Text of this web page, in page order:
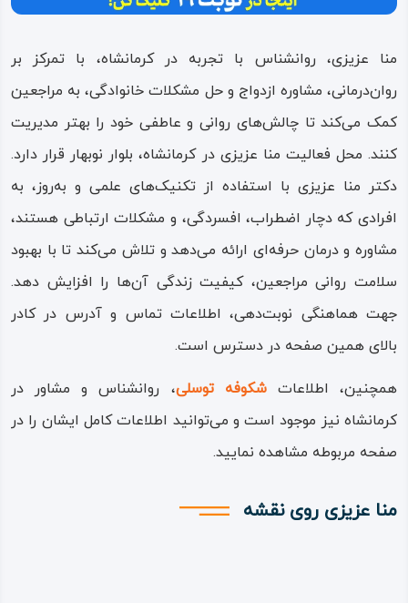
منا عزیزی، روانشناس با تجربه در کرمانشاه، با تمرکز بر
روان‌درمانی، مشاوره ازدواج و حل مشکلات خانوادگی، به مراجعین
کمک می‌کند تا چالش‌های روانی و عاطفی خود را بهتر مدیریت
کنند. محل فعالیت منا عزیزی در کرمانشاه، بلوار نوبهار قرار دارد.
دکتر منا عزیزی با استفاده از تکنیک‌های علمی و به‌روز، به
افرادی که دچار اضطراب، افسردگی، و مشکلات ارتباطی هستند،
مشاوره و درمان حرفه‌ای ارائه می‌دهد و تلاش می‌کند تا با بهبود
سلامت روانی مراجعین، کیفیت زندگی آن‌ها را افزایش دهد.
جهت هماهنگی نوبت‌دهی، اطلاعات تماس و آدرس در کادر
بالای همین صفحه در دسترس است.
همچنین، اطلاعاتشکوفه توسلی، روانشناس و مشاور در
کرمانشاه نیز موجود است و می‌توانید اطلاعات کامل ایشان را در
صفحه مربوطه مشاهده نمایید.
منا عزیزی روی نقشه